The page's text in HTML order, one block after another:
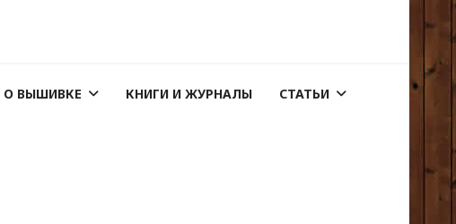
О ВЫШИВКЕ КНИГИ И ЖУРНАЛЫ СТАТЬИ